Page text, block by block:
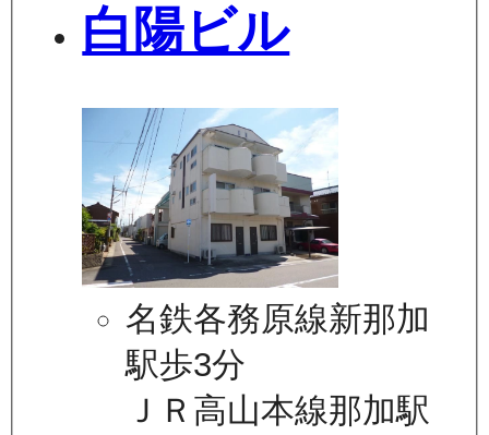
白陽ビル
名鉄各務原線新那加
駅歩3分
ＪＲ高山本線那加駅